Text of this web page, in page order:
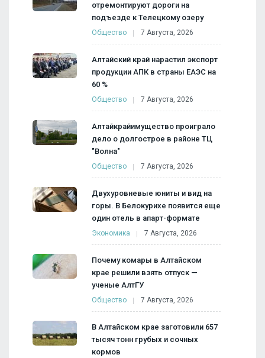
отремонтируют дороги на
подъезде к Телецкому озеру
Общество 7 Августа, 2026
Алтайский край нарастил экспорт
продукции АПК в страны ЕАЭС на
60 %
Общество 7 Августа, 2026
Алтайкрайимущество проиграло
дело о долгострое в районе ТЦ
"Волна"
Общество 7 Августа, 2026
Двухуровневые юниты и вид на
горы. В Белокурихе появится еще
один отель в апарт-формате
Экономика 7 Августа, 2026
Почему комары в Алтайском
крае решили взять отпуск —
ученые АлтГУ
Общество 7 Августа, 2026
В Алтайском крае заготовили 657
тысяч тонн грубых и сочных
кормов